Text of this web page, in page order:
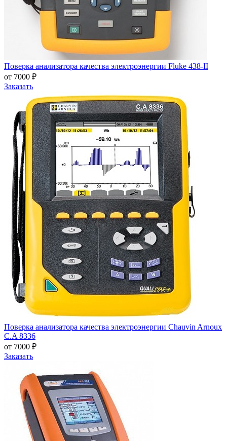
Поверка анализатора качества электроэнергии Fluke 438-II
от 7000 ₽
Заказать
Поверка анализатора качества электроэнергии Chauvin Arnoux
C.A 8336
от 7000 ₽
Заказать